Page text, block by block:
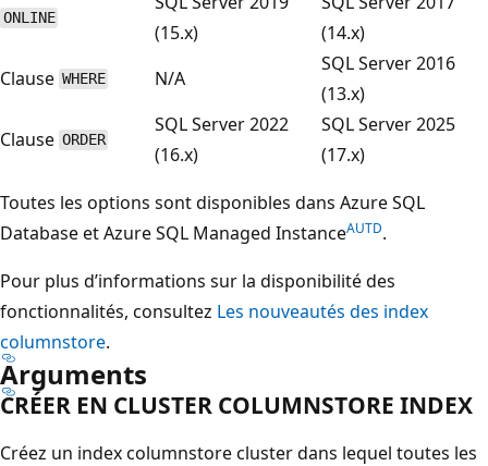
ONLINE
(15.x)
(14.x)
Clause WHERE N/A
SQL Server 2016
(13.x)
Clause ORDER
SQL Server 2022
(16.x)
SQL Server 2025
(17.x)
Toutes les options sont disponibles dans Azure SQL
Database et Azure SQL Managed InstanceAUTD.
Pour plus d’informations sur la disponibilité des
fonctionnalités, consultez Les nouveautés des index
columnstore.
Arguments
CRÉER EN CLUSTER COLUMNSTORE INDEX
Créez un index columnstore cluster dans lequel toutes les